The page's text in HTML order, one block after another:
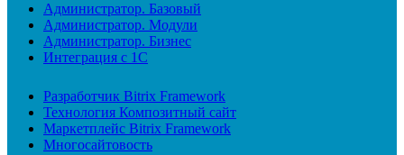
Администратор. Базовый
Администратор. Модули
Администратор. Бизнес
Интеграция с 1С
Разработчик Bitrix Framework
Технология Композитный сайт
Маркетплейс Bitrix Framework
Многосайтовость